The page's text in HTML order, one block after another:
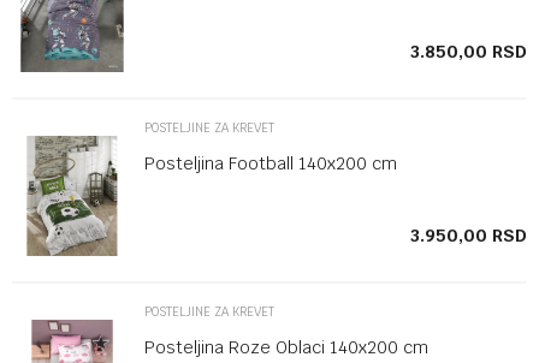
3.850,00 RSD
POSTELJINE ZA KREVET
Posteljina Football 140x200 cm
3.950,00 RSD
POSTELJINE ZA KREVET
Posteljina Roze Oblaci 140x200 cm